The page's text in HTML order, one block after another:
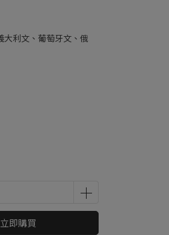
大利文、葡萄牙文、俄
立即購買